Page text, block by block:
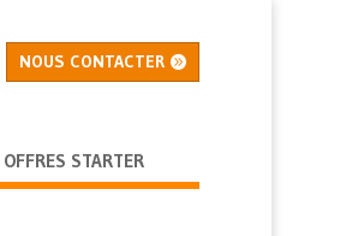
NOUS CONTACTER
OFFRES STARTER